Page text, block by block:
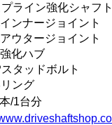
ライン強化シャフト
ンナージョイント
ウタージョイント
化ハブ
タッドボルト
ング
/1台分